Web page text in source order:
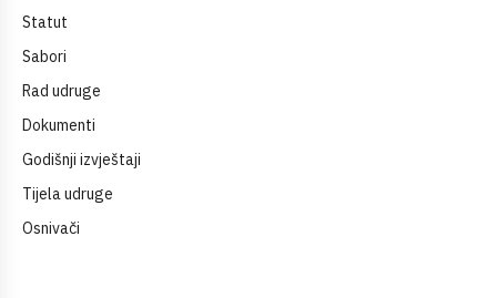
Statut
Sabori
Rad udruge
Dokumenti
Godišnji izvještaji
Tijela udruge
Osnivači